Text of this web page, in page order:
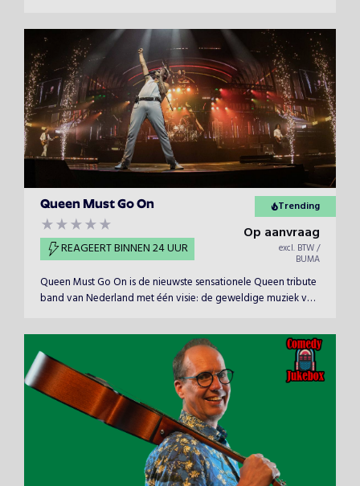
Queen Must Go On
REAGEERT BINNEN 24 UUR
Trending
Op aanvraag
excl. BTW /
BUMA
Queen Must Go On is de nieuwste sensationele Queen tribute
band van Nederland met één visie: de geweldige muziek van
televisieprogramma The Tribute - Battle Of The Bands.